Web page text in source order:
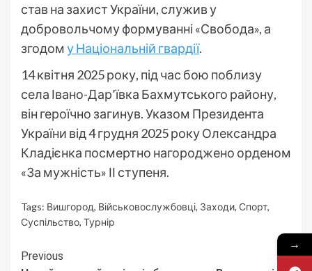
став на захист України, служив у
добровольчому формуванні «Свобода», а
згодом у Національній гвардії.
14 квітня 2025 року, під час бою поблизу
села Івано-Дар’ївка Бахмутського району,
він героїчно загинув. Указом Президента
України від 4 грудня 2025 року Олександра
Кладієнка посмертно нагороджено орденом
«За мужність» ІІ ступеня.
Tags: Вишгород, Військовослужбовці, Заходи, Спорт,
Суспільство, Турнір
Continue
Previous
→